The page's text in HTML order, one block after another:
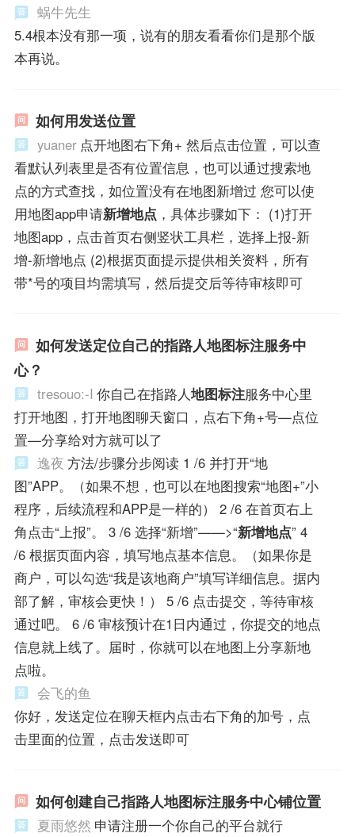
蜗牛先生
5.4根本没有那一项，说有的朋友看看你们是那个版
本再说。
如何用发送位置
yuaner 点开地图右下角+ 然后点击位置，可以查
看默认列表里是否有位置信息，也可以通过搜索地
点的方式查找，如位置没有在地图新增过 您可以使
用地图app申请新增地点 ，具体步骤如下： (1)打开
地图app，点击首页右侧竖状工具栏，选择上报-新
增-新增地点 (2)根据页面提示提供相关资料，所有
带*号的项目均需填写，然后提交后等待审核即可
如何发送定位自己的指路人地图标注服务中
心？
tresouo:-I 你自己在指路人地图标注服务中心里
打开地图，打开地图聊天窗口，点右下角+号—点位
置—分享给对方就可以了
逸夜 方法/步骤分步阅读 1 /6 并打开“地
图”APP。（如果不想，也可以在地图搜索“地图+”小
程序，后续流程和APP是一样的） 2 /6 在首页右上
角点击“上报”。 3 /6 选择“新增”——>“新增地点” 4
/6 根据页面内容，填写地点基本信息。（如果你是
商户，可以勾选“我是该地商户”填写详细信息。据内
部了解，审核会更快！） 5 /6 点击提交，等待审核
通过吧。 6 /6 审核预计在1日内通过，你提交的地点
信息就上线了。届时，你就可以在地图上分享新地
点啦。
会飞的鱼
你好，发送定位在聊天框内点击右下角的加号，点
击里面的位置，点击发送即可
如何创建自己指路人地图标注服务中心铺位置
夏雨悠然 申请注册一个你自己的平台就行